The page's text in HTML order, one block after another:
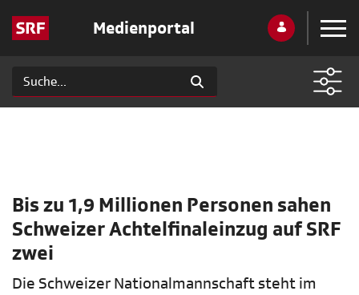
Medienportal
Bis zu 1,9 Millionen Personen sahen
Schweizer Achtelfinaleinzug auf SRF
zwei
Die Schweizer Nationalmannschaft steht im